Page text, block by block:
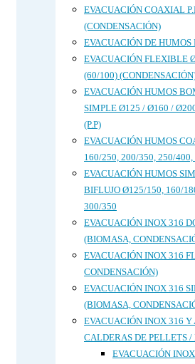
EVACUACIÓN COAXIAL
(CONDENSACIÓN)
EVACUACIÓN DE
EVACUACIÓN FLEXIBLE
(60/100)
EVACUACIÓN HUMOS
SIMPLE Ø125 / Ø160 /
(P.P)
EVACUACIÓN HUMOS
160/250, 200/350, 250/400,
EVACUACIÓN HUMOS
BIFLUJO Ø125/150, 160/
300/350
EVACUACIÓN INOX 316
(BIOMASA,
EVACUACIÓN INOX 316
CONDENSACIÓN)
EVACUACIÓN INOX 316
(BIOMASA,
EVACUACIÓN INOX 316 Y
CALDERAS DE PELLETS
EVACUACIÓN